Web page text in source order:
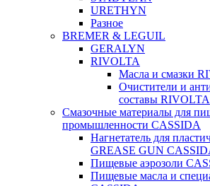
URETHYN
Разное
BREMER & LEGUIL
GERALYN
RIVOLTA
Масла и смазки
Очистители и
составы RIVOLTA
Смазочные материалы для
промышленности CASSIDA
Нагнетатель для
GREASE GUN
Пищевые аэрозоли
Пищевые масла и